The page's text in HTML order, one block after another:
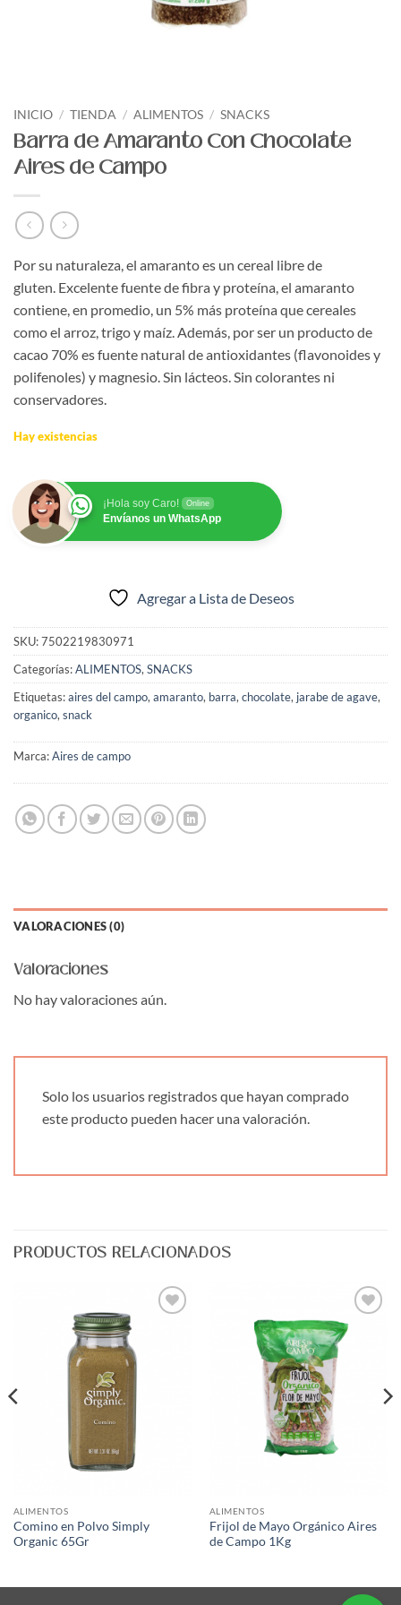
INICIO / TIENDA / ALIMENTOS / SNACKS
Barra de Amaranto Con Chocolate
Aires de Campo
Por su naturaleza, el amaranto es un cereal libre de
gluten. Excelente fuente de fibra y proteína, el amaranto
contiene, en promedio, un 5% más proteína que cereales
como el arroz, trigo y maíz. Además, por ser un producto de
cacao 70% es fuente natural de antioxidantes (flavonoides y
polifenoles) y magnesio. Sin lácteos. Sin colorantes ni
conservadores.
Hay existencias
¡Hola soy Caro! Online
Envíanos un WhatsApp
Agregar a Lista de Deseos
SKU:7502219830971
Categorías:ALIMENTOS, SNACKS
Etiquetas:aires del campo, amaranto, barra, chocolate, jarabe de agave,
organico, snack
Marca:Aires de campo
VALORACIONES (0)
Valoraciones
No hay valoraciones aún.
Solo los usuarios registrados que hayan comprado
este producto pueden hacer una valoración.
PRODUCTOS RELACIONADOS
ALIMENTOS
Comino en Polvo Simply
Organic 65Gr
Agregar
ALIMENTOS
Frijol de Mayo Orgánico Aires
de Campo 1Kg